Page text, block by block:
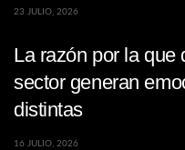
23 JULIO, 2026
La razón por la que
sector generan
distintas
16 JULIO, 2026